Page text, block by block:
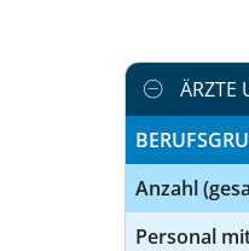
ÄRZTE
Anzahl
Personal